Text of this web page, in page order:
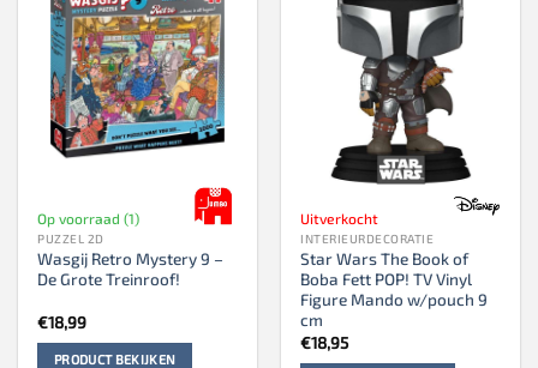
Op voorraad (1)
PUZZEL 2D
Wasgij Retro Mystery 9 –
De Grote Treinroof!
€18,99
PRODUCT BEKIJKEN
Uitverkocht
INTERIEURDECORATIE
Star Wars The Book of
Boba Fett POP! TV Vinyl
Figure Mando w/pouch 9
cm
€18,95